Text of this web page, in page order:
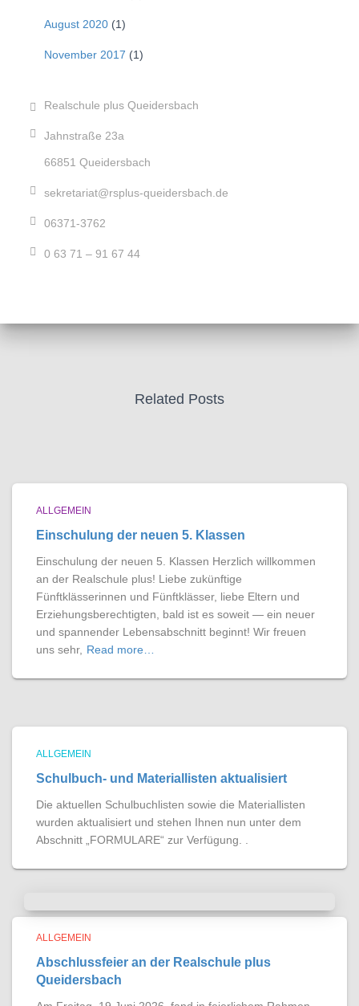
August 2020 (1)
November 2017 (1)
Realschule plus Queidersbach
Jahnstraße 23a
66851 Queidersbach
sekretariat@rsplus-queidersbach.de
06371-3762
0 63 71 – 91 67 44
Related Posts
ALLGEMEIN
Einschulung der neuen 5. Klassen
Einschulung der neuen 5. Klassen Herzlich willkommen
an der Realschule plus! Liebe zukünftige
Fünftklässerinnen und Fünftklässer, liebe Eltern und
Erziehungsberechtigten, bald ist es soweit — ein neuer
und spannender Lebensabschnitt beginnt! Wir freuen
uns sehr, Read more…
ALLGEMEIN
Schulbuch- und Materiallisten aktualisiert
Die aktuellen Schulbuchlisten sowie die Materiallisten
wurden aktualisiert und stehen Ihnen nun unter dem
Abschnitt „FORMULARE“ zur Verfügung. .
ALLGEMEIN
Abschlussfeier an der Realschule plus
Queidersbach